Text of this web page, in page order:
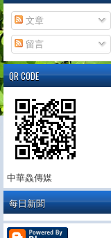
文章
留言
QR CODE
中華鱻傳媒
每日新聞